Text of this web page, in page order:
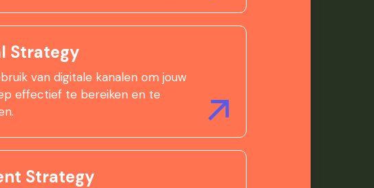
Strategy
van digitale kanalen om jouw
effectief te bereiken en te
Strategy